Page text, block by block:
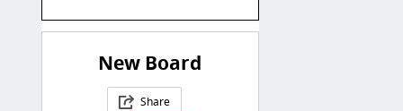
New Board
Share